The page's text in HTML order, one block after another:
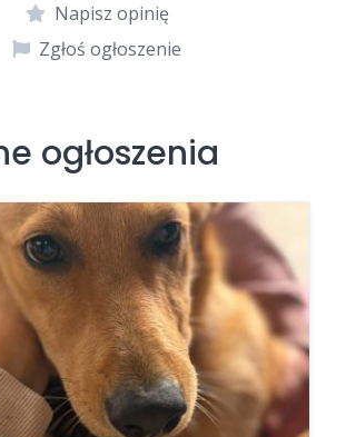
Napisz opinię
Zgłoś ogłoszenie
ogłoszenia